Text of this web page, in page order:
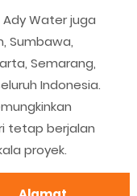
Water juga
Sumbawa,
Semarang,
Indonesia.
tetap berjalan
proyek.